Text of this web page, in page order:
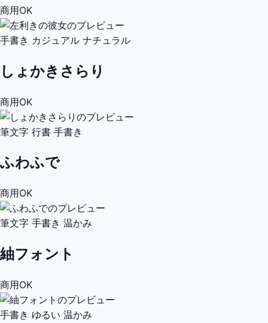
商用OK
手書き カジュアル ナチュラル
しょかきさらり
商用OK
筆文字 行書 手書き
ふわふで
商用OK
筆文字 手書き 温かみ
紬フォント
商用OK
手書き ゆるい 温かみ